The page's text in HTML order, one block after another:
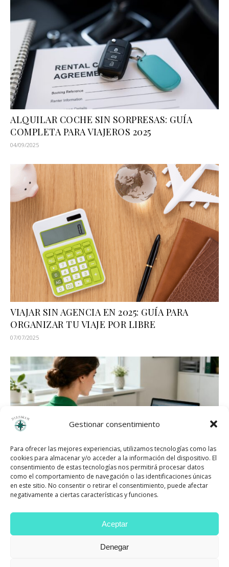
Gestionar consentimiento
Para ofrecer las mejores experiencias, utilizamos tecnologías como las
cookies para almacenar y/o acceder a la información del dispositivo. El
consentimiento de estas tecnologías nos permitirá procesar datos
como el comportamiento de navegación o las identificaciones únicas
en este sitio. No consentir o retirar el consentimiento, puede afectar
negativamente a ciertas características y funciones.
Aceptar
Denegar
ALQUILAR COCHE SIN SORPRESAS: GUÍA
COMPLETA PARA VIAJEROS 2025
04/09/2025
VIAJAR SIN AGENCIA EN 2025: GUÍA PARA
ORGANIZAR TU VIAJE POR LIBRE
07/07/2025
ORGANIZA TU VIAJE SIN DUDAS NI ESTRÉS